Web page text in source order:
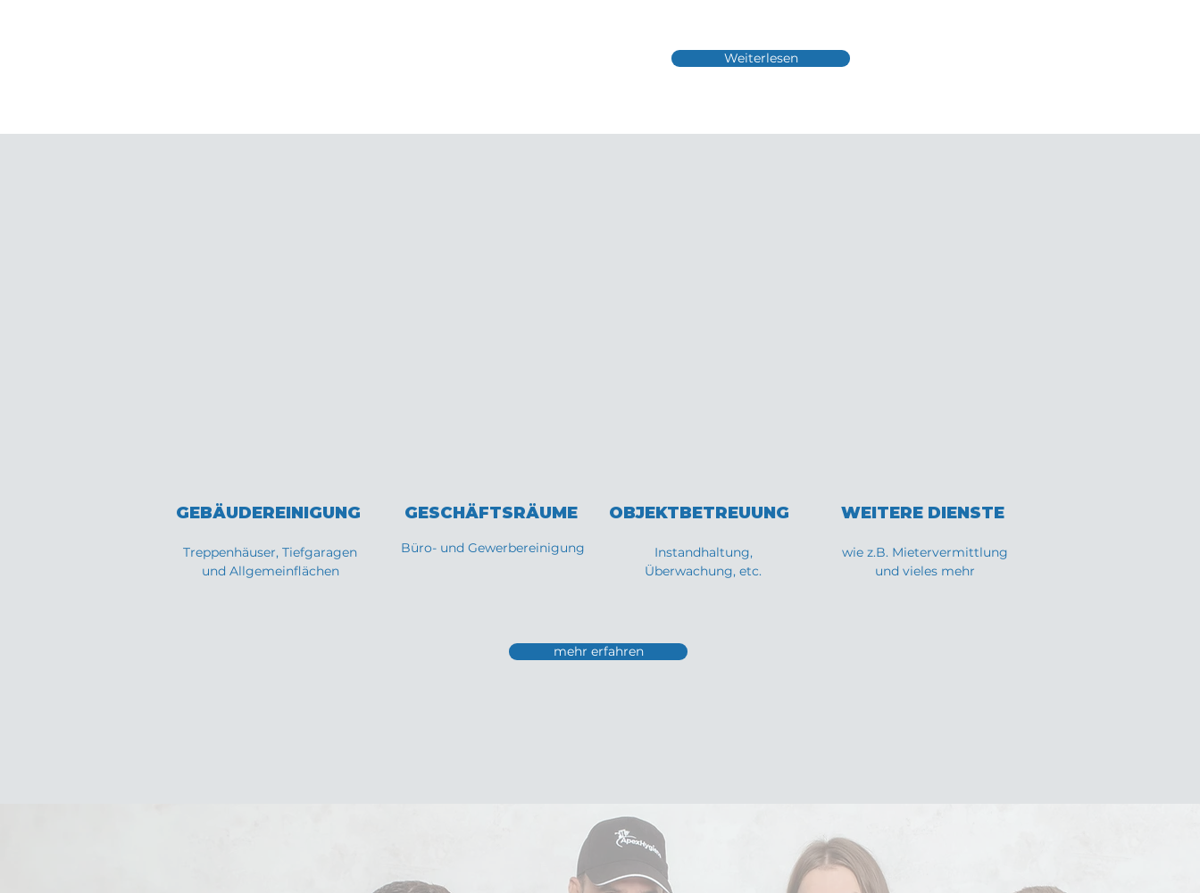
Weiterlesen
GEBÄUDEREINIGUNG
Treppenhäuser, Tiefgaragen
und Allgemeinflächen
OBJEKTBETREUUNG
Instandhaltung,
Überwachung, etc.
WEITERE DIENSTE
wie z.B. Mietervermittlung
und vieles mehr
mehr erfahren
GESCHÄFTSRÄUME
Büro- und Gewerbereinigung